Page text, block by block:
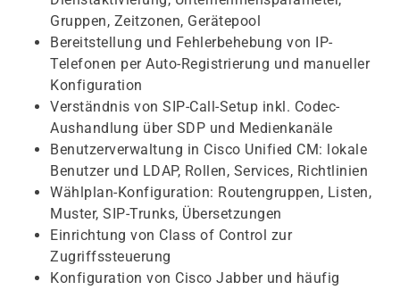
Gruppen, Zeitzonen, Gerätepool
Bereitstellung und Fehlerbehebung von IP-
Telefonen per Auto-Registrierung und manueller
Konfiguration
Verständnis von SIP-Call-Setup inkl. Codec-
Aushandlung über SDP und Medienkanäle
Benutzerverwaltung in Cisco Unified CM: lokale
Benutzer und LDAP, Rollen, Services, Richtlinien
Wählplan-Konfiguration: Routengruppen, Listen,
Muster, SIP-Trunks, Übersetzungen
Einrichtung von Class of Control zur
Zugriffssteuerung
Konfiguration von Cisco Jabber und häufig